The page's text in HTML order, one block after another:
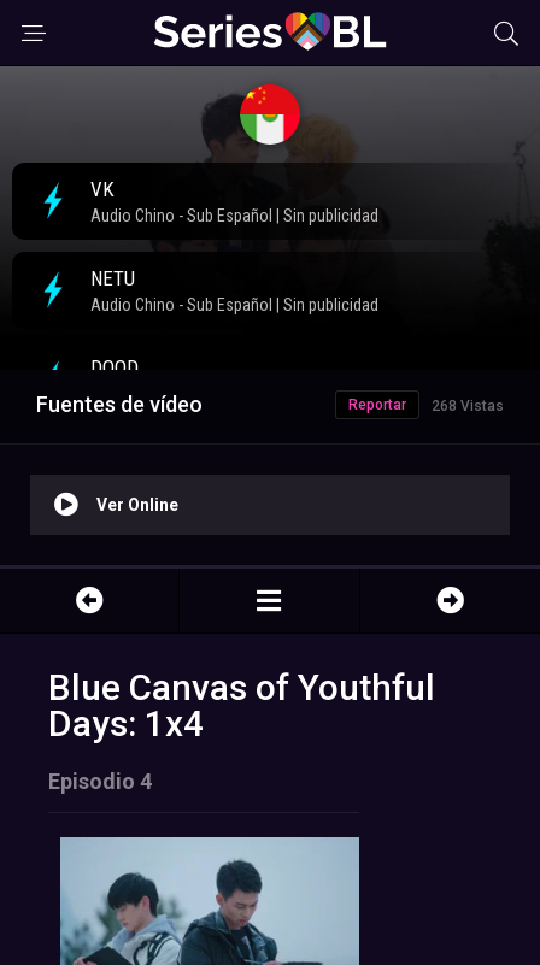
Fuentes de vídeo 268 Vistas
Reportar
Ver Online
Blue Canvas of Youthful
Days: 1x4
Episodio 4